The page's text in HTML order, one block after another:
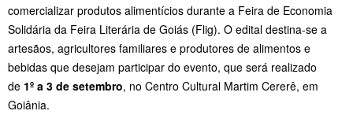
comercializar produtos alimentícios durante a Feira de Economia
Solidária da Feira Literária de Goiás (Flig). O edital destina-se a
artesãos, agricultores familiares e produtores de alimentos e
bebidas que desejam participar do evento, que será realizado
de 1º a 3 de setembro, no Centro Cultural Martim Cererê, em
Goiânia.